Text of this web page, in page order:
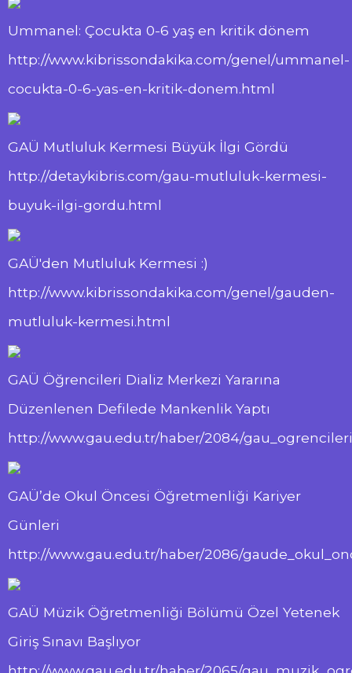
Ummanel: Çocukta 0-6 yaş en kritik dönem
http://www.kibrissondakika.com/genel/ummanel-
cocukta-0-6-yas-en-kritik-donem.html
GAÜ Mutluluk Kermesi Büyük İlgi Gördü
http://detaykibris.com/gau-mutluluk-kermesi-
buyuk-ilgi-gordu.html
GAÜ'den Mutluluk Kermesi :)
http://www.kibrissondakika.com/genel/gauden-
mutluluk-kermesi.html
GAÜ Öğrencileri Dializ Merkezi Yararına
Düzenlenen Defilede Mankenlik Yaptı
http://www.gau.edu.tr/haber/2084/
GAÜ’de Okul Öncesi Öğretmenliği Kariyer
Günleri
http://www.gau.edu.tr/haber/2086/
GAÜ Müzik Öğretmenliği Bölümü Özel Yetenek
Giriş Sınavı Başlıyor